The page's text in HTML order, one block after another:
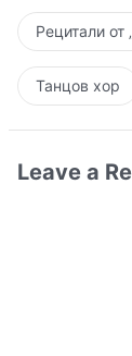
Рецитали
Танцов хор
Leave a